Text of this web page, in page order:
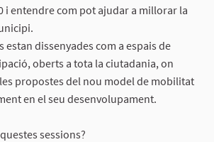
i entendre com pot ajudar a millorar la
estan dissenyades com a espais de
oberts a tota la ciutadania, on
propostes del nou model de mobilitat
en el seu desenvolupament.
sessions?